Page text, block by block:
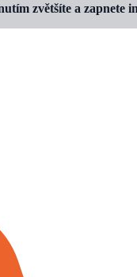
zvětšíte a zapnete